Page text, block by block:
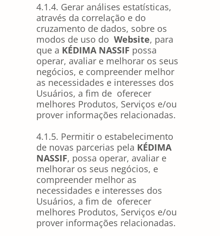
4.1.4. Gerar análises estatísticas,
através da correlação e do
cruzamento de dados, sobre os
modos de uso do Website, para
que a KÉDIMA NASSIF possa
operar, avaliar e melhorar os seus
negócios, e compreender melhor
as necessidades e interesses dos
Usuários, a fim de oferecer
melhores Produtos, Serviços e/ou
prover informações relacionadas.
4.1.5. Permitir o estabelecimento
de novas parcerias pela KÉDIMA
NASSIF, possa operar, avaliar e
melhorar os seus negócios, e
compreender melhor as
necessidades e interesses dos
Usuários, a fim de oferecer
melhores Produtos, Serviços e/ou
prover informações relacionadas.